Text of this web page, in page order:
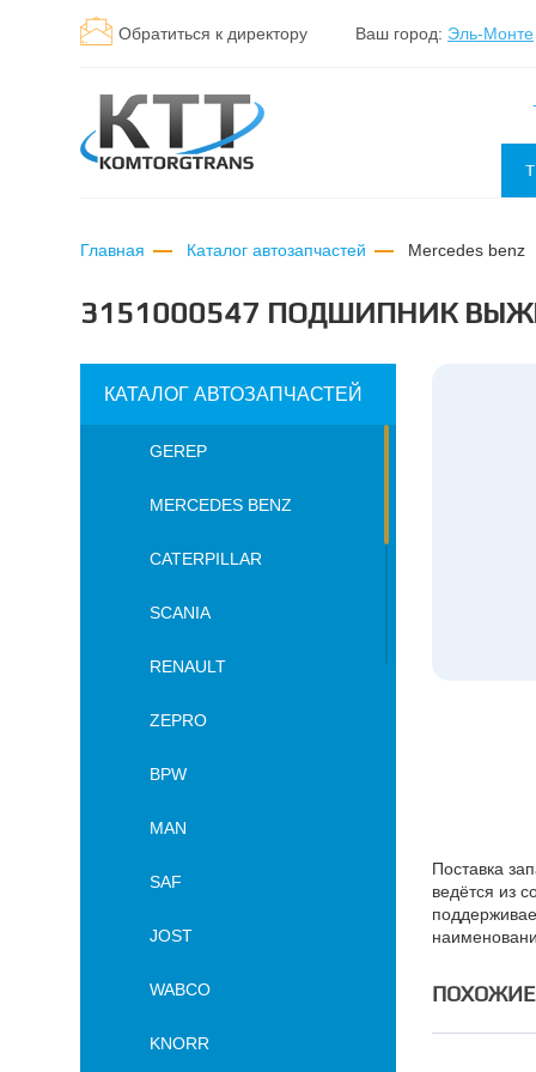
Обратиться к директору Ваш город: Эль-Монте
Главная Каталог автозапчастей mercedes benz
3151000547 ПОДШИПНИК
КАТАЛОГ АВТОЗАПЧАСТЕЙ
GEREP
MERCEDES BENZ
CATERPILLAR
SCANIA
RENAULT
ZEPRO
BPW
MAN
SAF
JOST
WABCO
KNORR
Поставка
ведётся из